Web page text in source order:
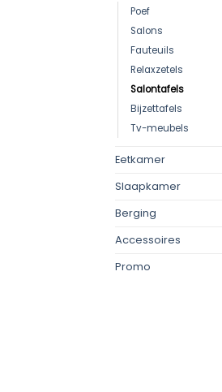
Poef
Salons
Fauteuils
Relaxzetels
Salontafels
Bijzettafels
Tv-meubels
Eetkamer
Slaapkamer
Berging
Accessoires
Promo